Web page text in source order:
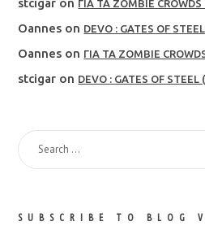
ΓΙΑ ΤΑ ZOMBIE
Oannes on DEVO : GATES OF
Oannes on ΓΙΑ ΤΑ ZOMBIE
stcigar on DEVO : GATES OF STEEL
SEARCH
FOR:
SUBSCRIBE TO BLOG